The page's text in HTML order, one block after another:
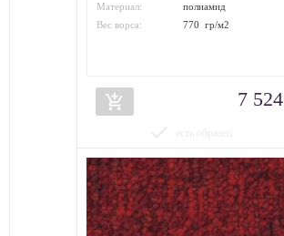
Материал:
полиамид
Вес ворса:
770 гр/м2
add_shopping_cart 7 524